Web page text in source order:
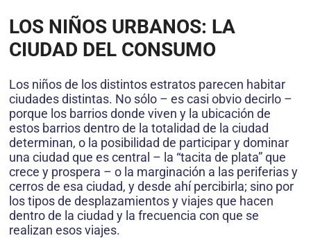
LOS NIÑOS URBANOS: LA
CIUDAD DEL CONSUMO
Los niños de los distintos estratos parecen habitar
ciudades distintas. No sólo – es casi obvio decirlo –
porque los barrios donde viven y la ubicación de
estos barrios dentro de la totalidad de la ciudad
determinan, o la posibilidad de participar y dominar
una ciudad que es central – la “tacita de plata” que
crece y prospera – o la marginación a las periferias y
cerros de esa ciudad, y desde ahí percibirla; sino por
los tipos de desplazamientos y viajes que hacen
dentro de la ciudad y la frecuencia con que se
realizan esos viajes.